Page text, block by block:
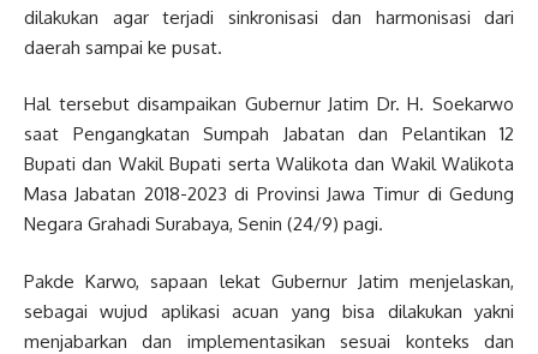
dilakukan agar terjadi sinkronisasi dan harmonisasi dari
daerah sampai ke pusat.
Hal tersebut disampaikan Gubernur Jatim Dr. H. Soekarwo
saat Pengangkatan Sumpah Jabatan dan Pelantikan 12
Bupati dan Wakil Bupati serta Walikota dan Wakil Walikota
Masa Jabatan 2018-2023 di Provinsi Jawa Timur di Gedung
Negara Grahadi Surabaya, Senin (24/9) pagi.
Pakde Karwo, sapaan lekat Gubernur Jatim menjelaskan,
sebagai wujud aplikasi acuan yang bisa dilakukan yakni
menjabarkan dan implementasikan sesuai konteks dan